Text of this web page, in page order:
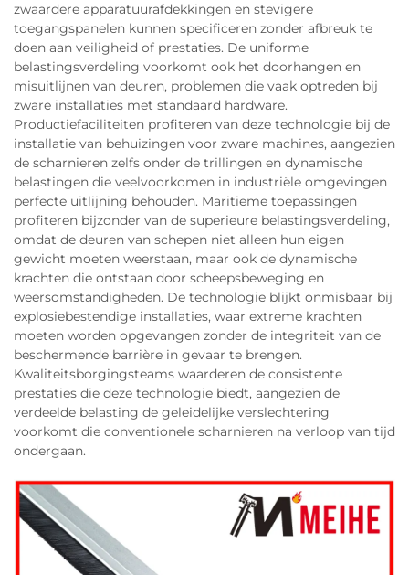
zwaardere apparatuurafdekkingen en stevigere
toegangspanelen kunnen specificeren zonder afbreuk te
doen aan veiligheid of prestaties. De uniforme
belastingsverdeling voorkomt ook het doorhangen en
misuitlijnen van deuren, problemen die vaak optreden bij
zware installaties met standaard hardware.
Productiefaciliteiten profiteren van deze technologie bij de
installatie van behuizingen voor zware machines, aangezien
de scharnieren zelfs onder de trillingen en dynamische
belastingen die veelvoorkomen in industriële omgevingen
perfecte uitlijning behouden. Maritieme toepassingen
profiteren bijzonder van de superieure belastingsverdeling,
omdat de deuren van schepen niet alleen hun eigen
gewicht moeten weerstaan, maar ook de dynamische
krachten die ontstaan door scheepsbeweging en
weersomstandigheden. De technologie blijkt onmisbaar bij
explosiebestendige installaties, waar extreme krachten
moeten worden opgevangen zonder de integriteit van de
beschermende barrière in gevaar te brengen.
Kwaliteitsborgingsteams waarderen de consistente
prestaties die deze technologie biedt, aangezien de
verdeelde belasting de geleidelijke verslechtering
voorkomt die conventionele scharnieren na verloop van tijd
ondergaan.